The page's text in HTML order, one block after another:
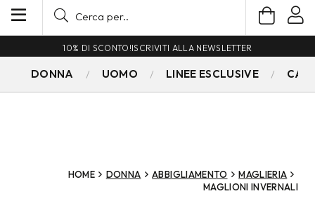
10% DI SCONTO!ISCRIVITI ALLA NEWSLETTER
DONNA UOMO LINEE ESCLUSIVE
HOME DONNA ABBIGLIAMENTO
MAGLIERIA
MAGLIONI INVERNALI